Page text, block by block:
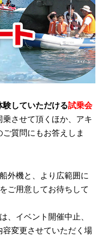
験していただける試乗会
させて頂くほか、アキ
質問にもお答えしま
船外機と、より広範囲に
ご用意してお待ちして
、イベント開催中止、
容変更させていただく場